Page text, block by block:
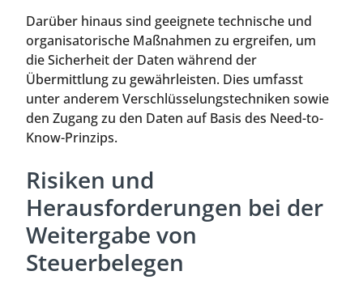
Darüber hinaus sind geeignete technische und
organisatorische Maßnahmen zu ergreifen, um
die Sicherheit der Daten während der
Übermittlung zu gewährleisten. Dies umfasst
unter anderem Verschlüsselungstechniken sowie
den Zugang zu den Daten auf Basis des Need-to-
Know-Prinzips.
Risiken und
Herausforderungen bei der
Weitergabe von
Steuerbelegen